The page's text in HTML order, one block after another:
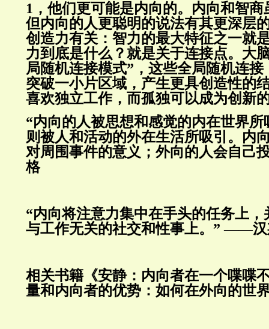
1，他们更可能是内向的。内向和智
但内向的人更聪明的说法有其更深层
创造力有关：智力的最大特征之一就
力到底是什么？就是关于连接点。大
局随机连接模式”，这些全局随机连
突破一小片区域，产生更具创造性的
喜欢独立工作，而孤独可以成为创新
“内向的人被思想和感觉的内在世界
则被人和活动的外在生活所吸引。内
对周围事件的意义；外向的人会自己
格
“内向将注意力集中在手头的任务上
与工作无关的社交和性事上。” ——汉
相关书籍《安静：内向者在一个喋喋
量和内向者的优势：如何在外向的世